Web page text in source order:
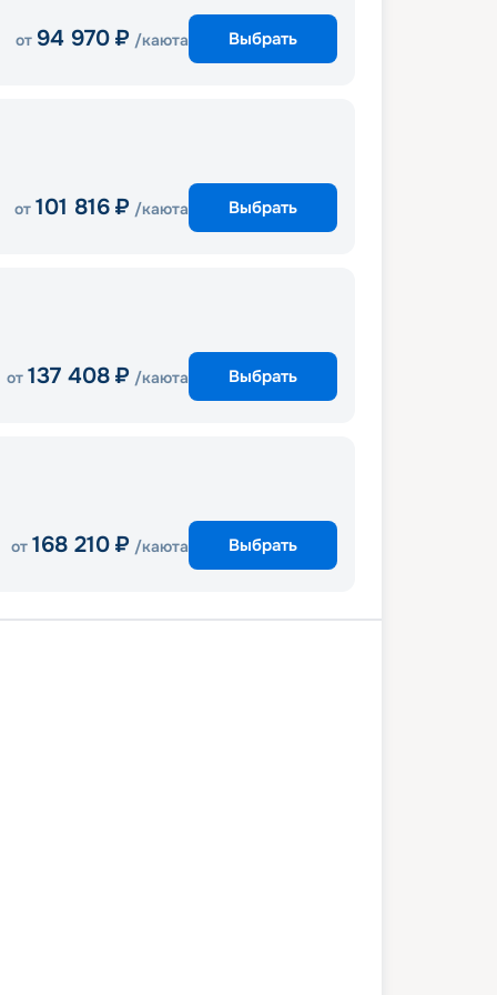
от 94 970 ₽ /каюта Выбрать
от 101 816 ₽ /каюта Выбрать
от 137 408 ₽ /каюта Выбрать
от 168 210 ₽ /каюта Выбрать